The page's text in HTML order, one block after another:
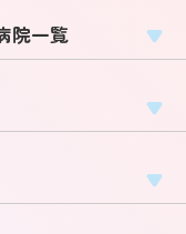
院一覧